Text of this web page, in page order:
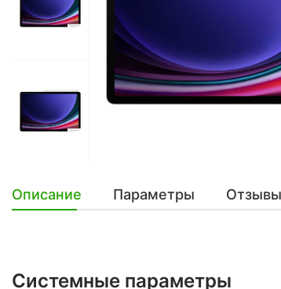
Описание Параметры Отзывы
Системные параметры